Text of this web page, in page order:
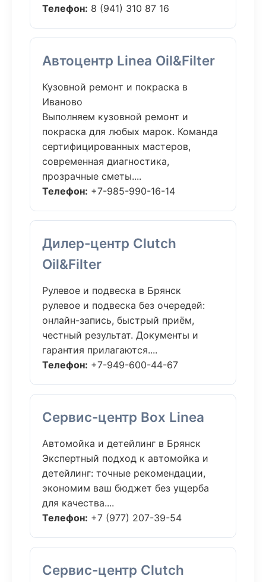
Телефон: 8 (941) 310 87 16
Автоцентр Linea Oil&Filter
Кузовной ремонт и покраска в
Иваново
Выполняем кузовной ремонт и
покраска для любых марок. Команда
сертифицированных мастеров,
современная диагностика,
прозрачные сметы....
Телефон: +7-985-990-16-14
Дилер-центр Clutch
Oil&Filter
Рулевое и подвеска в Брянск
рулевое и подвеска без очередей:
онлайн-запись, быстрый приём,
честный результат. Документы и
гарантия прилагаются....
Телефон: +7-949-600-44-67
Сервис-центр Box Linea
Автомойка и детейлинг в Брянск
Экспертный подход к автомойка и
детейлинг: точные рекомендации,
экономим ваш бюджет без ущерба
для качества....
Телефон: +7 (977) 207-39-54
Сервис-центр Clutch